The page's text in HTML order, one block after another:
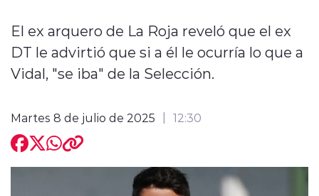
El ex arquero de La Roja reveló que el ex
DT le advirtió que si a él le ocurría lo que a
Vidal, "se iba" de la Selección.
Martes 8 de julio de 2025 12:30